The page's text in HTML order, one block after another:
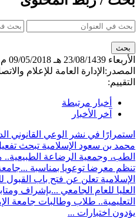
الأربعاء 23/08/1439 هـ
09/05/2018 م
المصدر: الإدارة العامة للإعلام
التقييم:
أخبار مرتبطة
آخر الأخبار
استمرارًا في نشر الوعي القانوني
محمد بن سعود الإسلامية تبحث
الطب، وجمعية الرضاعة الطبيعية..
تنظم معرضا توعويا بمناسبة ...
الإسلامية تعلن عن فتح باب
العليا للعام الجامعي ...بإشراف
التعليمية.. طلاب وطالبات جامعة
يؤدون اختبارات ...